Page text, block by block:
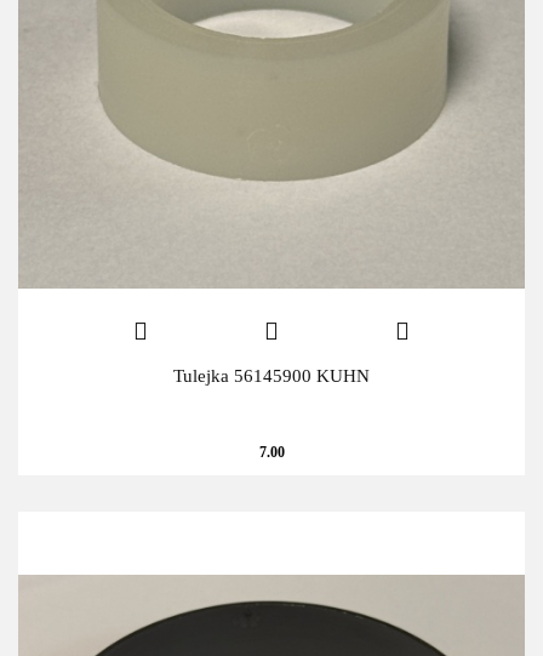
Tulejka 56145900 KUHN
7.00